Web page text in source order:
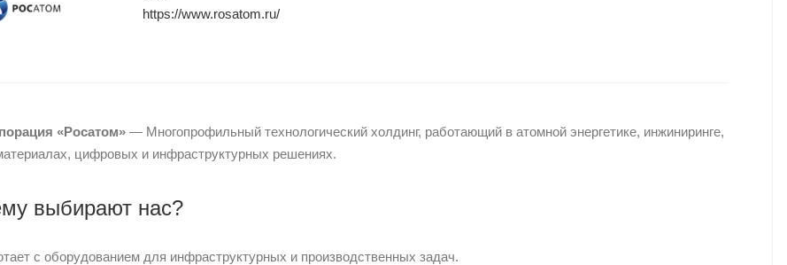
https://www.rosatom.ru/
«Росатом» — Многопрофильный технологический холдинг, работающий в атомной энергетике, инжиниринге,
цифровых и инфраструктурных решениях.
выбирают нас?
с оборудованием для инфраструктурных и производственных задач.